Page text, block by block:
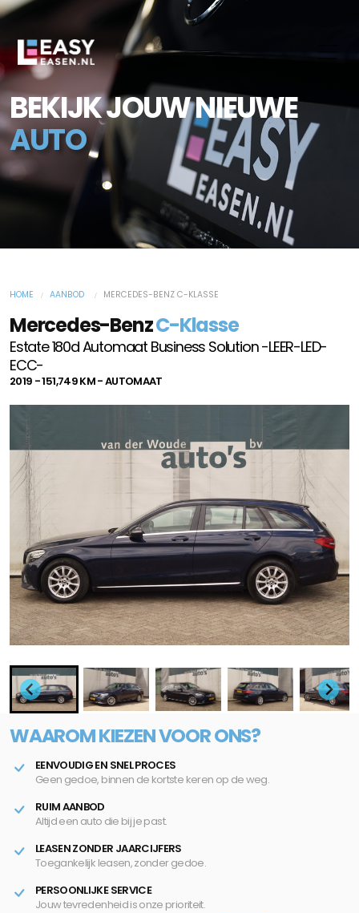
BEKIJK JOUW NIEUWE
AUTO
HOME AANBOD MERCEDES-BENZ C-KLASSE
Mercedes-BenzC-Klasse
Estate 180d Automaat Business Solution -LEER-LED-
ECC-
2019 - 151,749 KM - AUTOMAAT
WAAROM KIEZEN VOOR ONS?
EENVOUDIG EN SNEL PROCES
Geen gedoe, binnen de kortste keren op de weg.
RUIM AANBOD
Altijd een auto die bij je past.
LEASEN ZONDER JAARCIJFERS
Toegankelijk leasen, zonder gedoe.
PERSOONLIJKE SERVICE
Jouw tevredenheid is onze prioriteit.